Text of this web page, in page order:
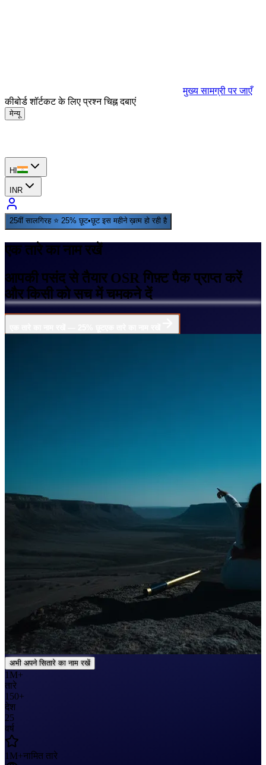
मुख्य सामग्री पर जाएँ
कीबोर्ड शॉर्टकट के लिए प्रश्न चिह्न दबाएं
मेन्यू
HI
INR
25वीं सालगिरह ⭐ 25% छूट•छूट इस महीने ख़त्म हो रही है
एक तारे का नाम रखें
आपकी पसंद से तैयार OSR गिफ़्ट पैक प्राप्त करें
और किसी को सच में चमकने दें
अभी अपने सितारे का नाम रखें
1M+
तारे
150+
देश
25
वर्ष
1M+नामित तारे